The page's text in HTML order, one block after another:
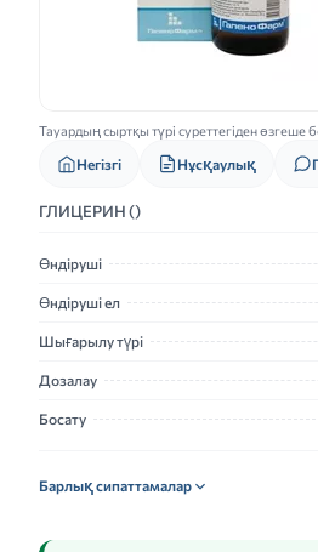
Тауардың сыртқы түрі суреттегіден өзгеше
Негізгі Нұсқаулық
ГЛИЦЕРИН ()
Өндіруші
Өндіруші ел
Шығарылу түрі
Дозалау
Босату
Барлық сипаттамалар